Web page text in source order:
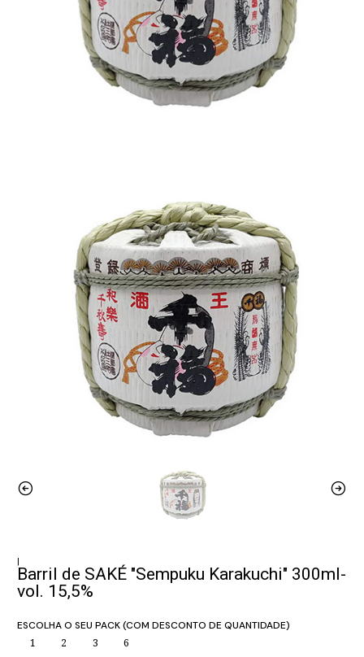
|
Barril de SAKÉ "Sempuku Karakuchi" 300ml-
vol. 15,5%
ESCOLHA O SEU PACK (COM DESCONTO DE QUANTIDADE)
1 2 3 6